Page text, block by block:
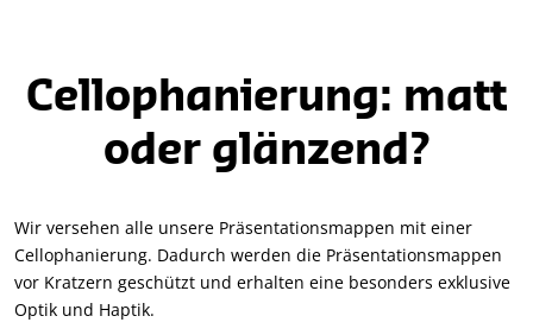
Cellophanierung: matt
oder glänzend?
Wir versehen alle unsere Präsentationsmappen mit einer
Cellophanierung. Dadurch werden die Präsentationsmappen
vor Kratzern geschützt und erhalten eine besonders exklusive
Optik und Haptik.